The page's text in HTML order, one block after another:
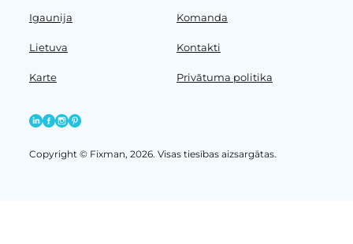
Igaunija
Lietuva
Karte
Komanda
Kontakti
Privātuma politika
Copyright © Fixman, 2026. Visas tiesības aizsargātas.